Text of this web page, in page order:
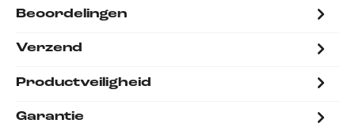
Beoordelingen
Verzend
Productveiligheid
Garantie